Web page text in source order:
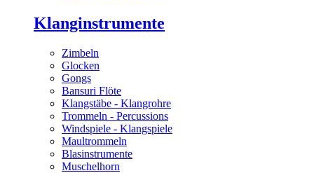
Klanginstrumente
Zimbeln
Glocken
Gongs
Bansuri Flöte
Klangstäbe - Klangrohre
Trommeln - Percussions
Windspiele - Klangspiele
Maultrommeln
Blasinstrumente
Muschelhorn